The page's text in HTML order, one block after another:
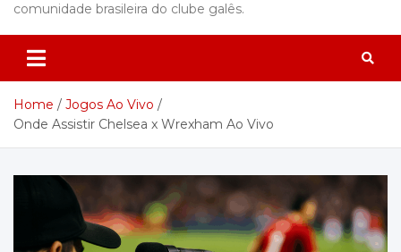
comunidade brasileira do clube galês.
Home
Jogos Ao Vivo
Onde Assistir Chelsea x Wrexham Ao Vivo